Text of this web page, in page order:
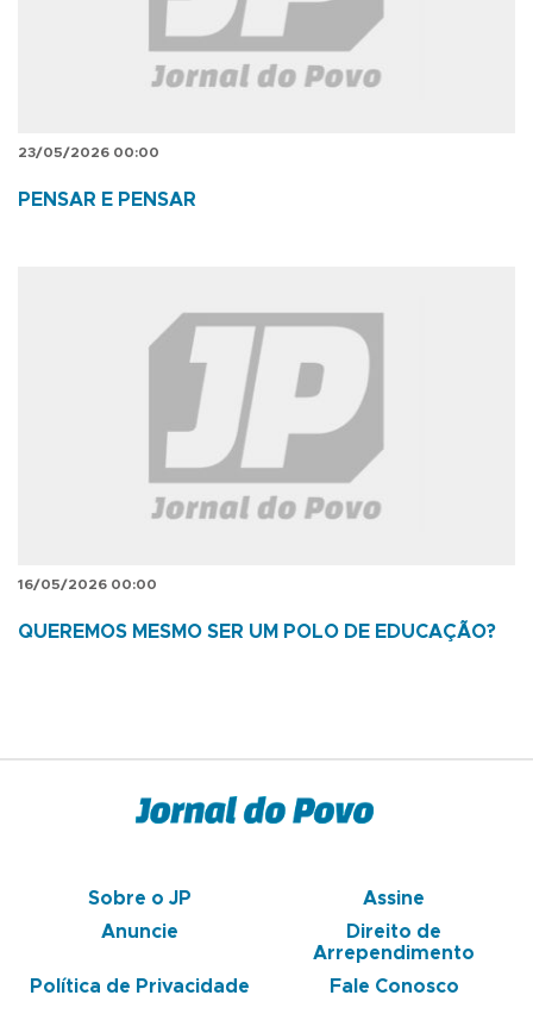
23/05/2026 00:00
PENSAR E PENSAR
16/05/2026 00:00
QUEREMOS MESMO SER UM POLO DE EDUCAÇÃO?
Sobre o JP
Assine
Anuncie
Direito de
Arrependimento
Política de Privacidade
Fale Conosco